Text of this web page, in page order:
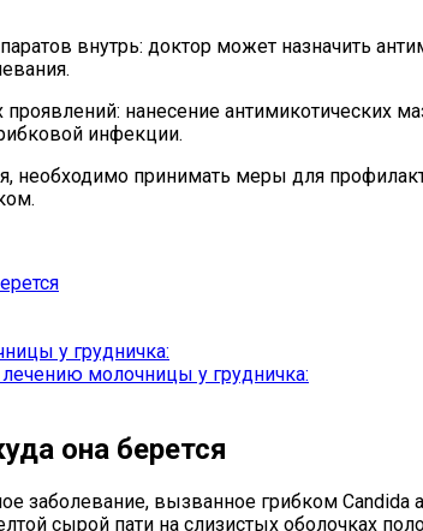
внутрь: доктор может назначить
нанесение антимикотических
инфекции.
необходимо принимать меры для
у грудничка:
молочницы у грудничка:
она берется
заболевание, вызванное грибком
сырой пати на слизистых оболочках